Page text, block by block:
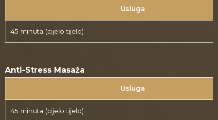
Usluga
45 minuta (cijelo tijelo)
Anti-Stress Masaža
Usluga
45 minuta (cijelo tijelo)